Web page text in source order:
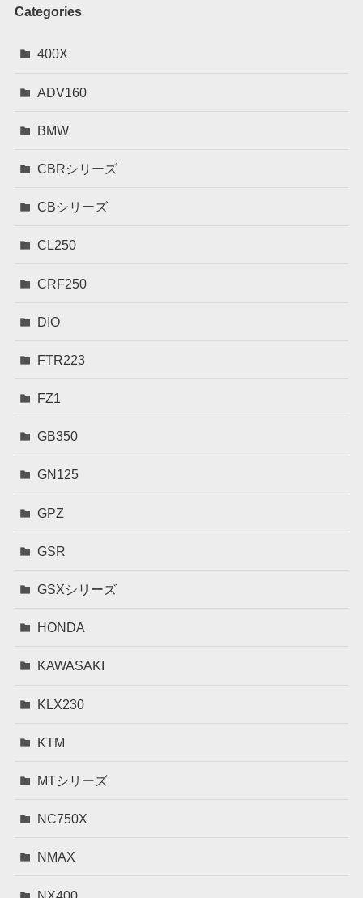
Categories
400X
ADV160
BMW
CBRシリーズ
CBシリーズ
CL250
CRF250
DIO
FTR223
FZ1
GB350
GN125
GPZ
GSR
GSXシリーズ
HONDA
KAWASAKI
KLX230
KTM
MTシリーズ
NC750X
NMAX